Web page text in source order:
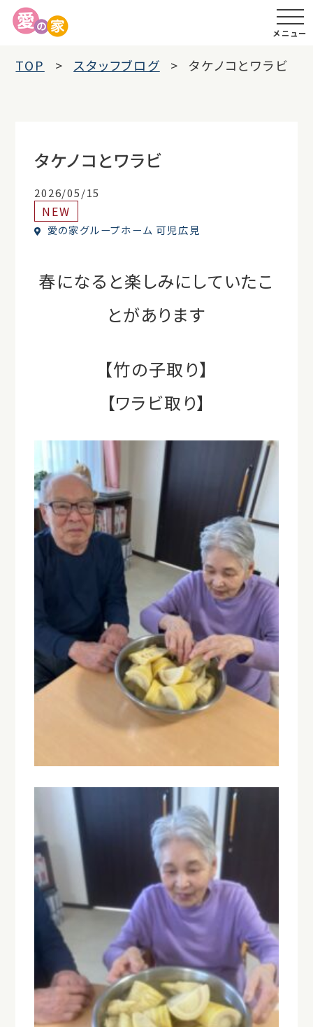
メニュー
TOP スタッフブログ タケノコとワラビ
タケノコとワラビ
2026/05/15
NEW
愛の家グループホーム 可児広見
春になると楽しみにしていたこ
とがあります
【竹の子取り】
【ワラビ取り】